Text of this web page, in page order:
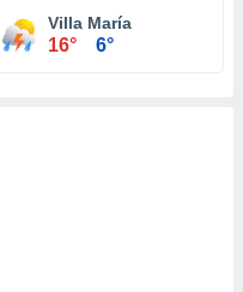
Villa María
16° 6°